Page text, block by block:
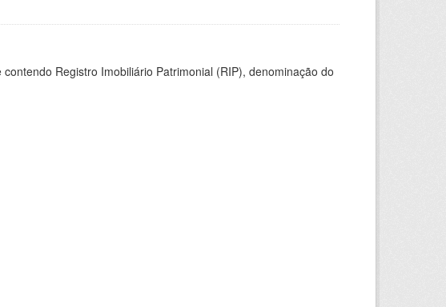
Registro Imobiliário Patrimonial (RIP), denominação do